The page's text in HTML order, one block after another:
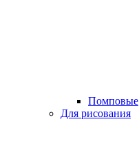
Помповые
Для рисования